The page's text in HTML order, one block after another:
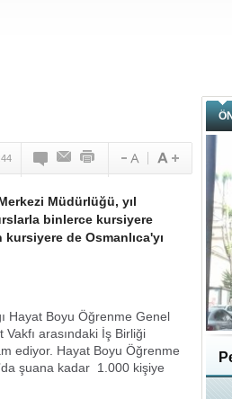
Müdürlüğü, yıl
binlerce kursiyere
de Osmanlıca'yı
Hayat Boyu Öğrenme Genel
arasındaki İş Birliği
ediyor. Hayat Boyu Öğrenme
şuana kadar 1.000 kişiye